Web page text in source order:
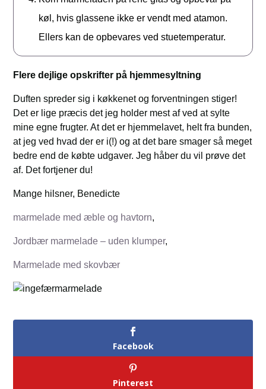
køl, hvis glassene ikke er vendt med atamon.
Ellers kan de opbevares ved stuetemperatur.
Flere dejlige opskrifter på hjemmesyltning
Duften spreder sig i køkkenet og forventningen stiger!
Det er lige præcis det jeg holder mest af ved at sylte
mine egne frugter. At det er hjemmelavet, helt fra bunden,
at jeg ved hvad der er i(!) og at det bare smager så meget
bedre end de købte udgaver. Jeg håber du vil prøve det
af. Det fortjener du!
Mange hilsner, Benedicte
marmelade med æble og havtorn,
Jordbær marmelade – uden klumper,
Marmelade med skovbær
Facebook
Pinterest